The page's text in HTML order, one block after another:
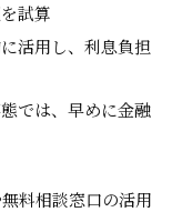
試算
活用し、利息負担
では、早めに金融
料相談窓口の活用